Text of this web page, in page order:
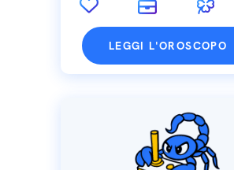
LEGGI L'OROSCOPO